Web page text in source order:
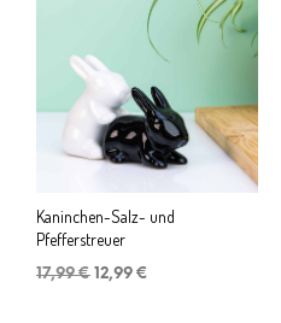
Kaninchen-Salz- und
Pfefferstreuer
17,99€ Ursprünglicher
12,99 €